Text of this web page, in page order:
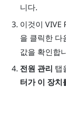
니다.
이것이 VIVE
을 클릭한 다
값을 확인합
전원 관리 탭
터가 이 장치